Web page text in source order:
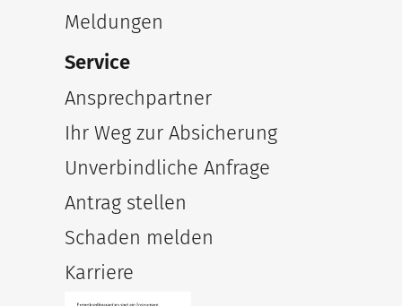
Meldungen
Service
Ansprechpartner
Ihr Weg zur Absicherung
Unverbindliche Anfrage
Antrag stellen
Schaden melden
Karriere